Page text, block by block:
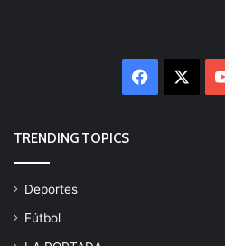
Facebook
TRENDING TOPICS
Deportes
Fútbol